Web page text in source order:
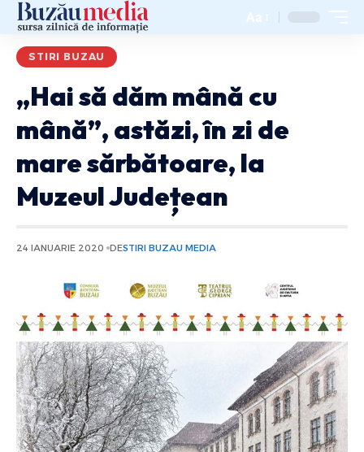
Aa
STIRI BUZAU
„Hai să dăm mână cu
mână”, astăzi, în zi de
mare sărbătoare, la
Muzeul Județean
24 IANUARIE 2020 DESTIRI BUZAU MEDIA